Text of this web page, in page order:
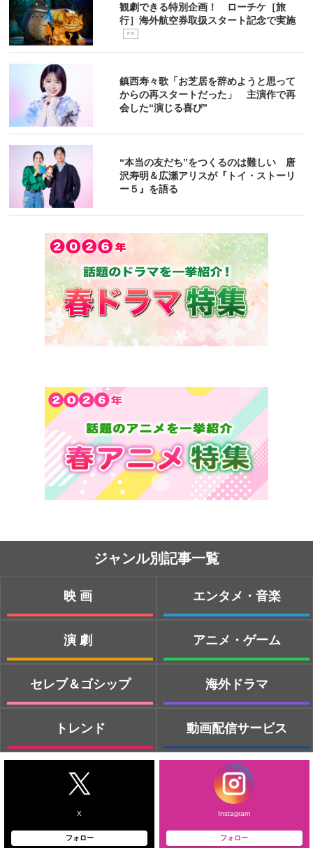
観劇できる特別企画！ ローチケ［旅
行］海外航空券取扱スタート記念で実施
P R
鎮西寿々歌「お芝居を辞めようと思って
からの再スタートだった」 主演作で再
会した“演じる喜び”
“本当の友だち”をつくるのは難しい 唐
沢寿明＆広瀬アリスが『トイ・ストーリ
ー５』を語る
ジャンル別記事一覧
映画
演劇
セレブ＆ゴシップ
トレンド
エンタメ・音楽
アニメ・ゲーム
海外ドラマ
動画配信サービス
X
フォロー
Instagram
フォロー